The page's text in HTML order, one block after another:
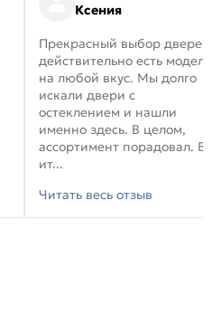
Ксения
Прекрасный выбор
действительно есть модели
на любой вкус. Мы долго
искали двери с
остеклением и нашли
именно здесь. В целом,
ассортимент порадовал. В
ит...
Читать весь отзыв